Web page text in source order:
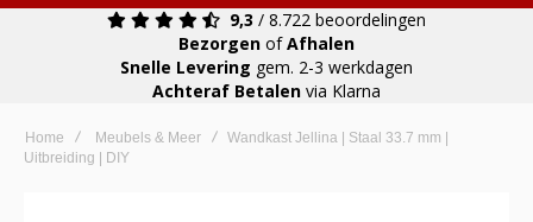
9,3 / 8.722 beoordelingen
Bezorgen ofAfhalen
Snelle Levering gem. 2-3 werkdagen
Achteraf Betalen via Klarna
Home Meubels & Meer
Wandkast Jellina | Staal 33.7 mm |
Uitbreiding | DIY